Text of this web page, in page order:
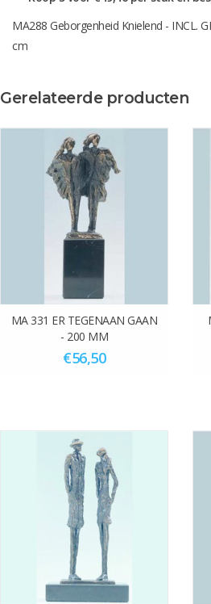
MA288 Geborgenheid Knielend - INCL.
cm
Gerelateerde producten
MA 331 ER TEGENAAN GAAN
- 200 MM
€56,50